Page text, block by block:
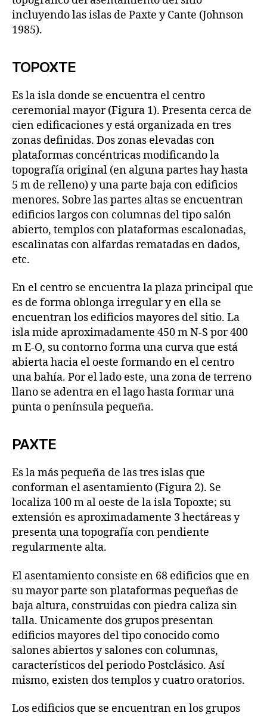
incluyendo las islas de Paxte y Cante (Johnson
1985).
TOPOXTE
Es la isla donde se encuentra el centro
ceremonial mayor (Figura 1). Presenta cerca de
cien edificaciones y está organizada en tres
zonas definidas. Dos zonas elevadas con
plataformas concéntricas modificando la
topografía original (en alguna partes hay hasta
5 m de relleno) y una parte baja con edificios
menores. Sobre las partes altas se encuentran
edificios largos con columnas del tipo salón
abierto, templos con plataformas escalonadas,
escalinatas con alfardas rematadas en dados,
etc.
En el centro se encuentra la plaza principal que
es de forma oblonga irregular y en ella se
encuentran los edificios mayores del sitio. La
isla mide aproximadamente 450 m N-S por 400
m E-O, su contorno forma una curva que está
abierta hacia el oeste formando en el centro
una bahía. Por el lado este, una zona de terreno
llano se adentra en el lago hasta formar una
punta o península pequeña.
PAXTE
Es la más pequeña de las tres islas que
conforman el asentamiento (Figura 2). Se
localiza 100 m al oeste de la isla Topoxte; su
extensión es aproximadamente 3 hectáreas y
presenta una topografía con pendiente
regularmente alta.
El asentamiento consiste en 68 edificios que en
su mayor parte son plataformas pequeñas de
baja altura, construidas con piedra caliza sin
talla. Unicamente dos grupos presentan
edificios mayores del tipo conocido como
salones abiertos y salones con columnas,
característicos del periodo Postclásico. Así
mismo, existen dos templos y cuatro oratorios.
Los edificios que se encuentran en los grupos